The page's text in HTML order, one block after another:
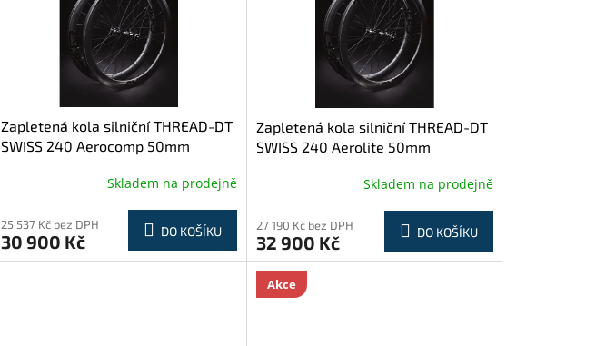
Zapletená kola silniční THREAD-DT
SWISS 240 Aerocomp 50mm
Skladem na prodejně
25 537 Kč bez DPH
30 900 Kč DO KOŠÍKU
Zapletená kola silniční THREAD-DT
SWISS 240 Aerolite 50mm
Skladem na prodejně
27 190 Kč bez DPH
32 900 Kč DO KOŠÍKU
Akce